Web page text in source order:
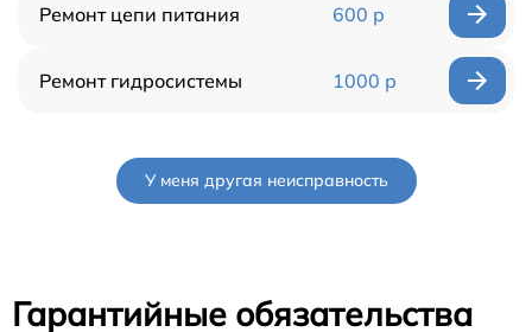
Ремонт цепи питания 600 р
Ремонт гидросистемы 1000 р
У меня другая неисправность
Гарантийные обязательства